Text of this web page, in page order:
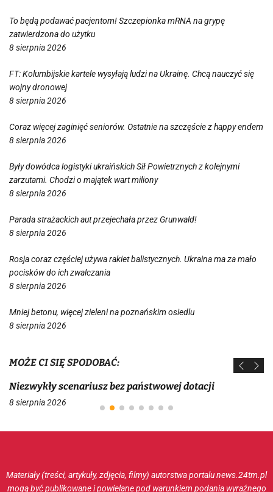
To będą podawać pacjentom! Szczepionka mRNA na grypę
zatwierdzona do użytku
8 sierpnia 2026
FT: Kolumbijskie kartele wysyłają ludzi na Ukrainę. Chcą nauczyć się
wojny dronowej
8 sierpnia 2026
Coraz więcej zaginięć seniorów. Ostatnie na szczęście z happy endem
8 sierpnia 2026
Były dowódca logistyki ukraińskich Sił Powietrznych z kolejnymi
zarzutami. Chodzi o majątek wart miliony
8 sierpnia 2026
Parada strażackich aut przejechała przez Grunwald!
8 sierpnia 2026
Rosja coraz częściej używa rakiet balistycznych. Ukraina ma za mało
pocisków do ich zwalczania
8 sierpnia 2026
Mniej betonu, więcej zieleni na poznańskim osiedlu
8 sierpnia 2026
MOŻE CI SIĘ SPODOBAĆ:
Niezwykły scenariusz bez państwowej dotacji
8 sierpnia 2026
Materiały (treści, artykuły, zdjęcia, filmy) autorstwa portalu news.24tm.pl
mogą być publikowane i powielane pod warunkiem podania wyraźnego